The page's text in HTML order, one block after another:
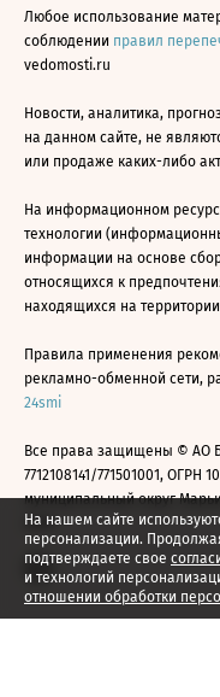
На нашем сайте
персонализации.
подтверждаете свое
и технологий
отношении обработки
Любое использование
соблюдении правил
vedomosti.ru
Новости, аналитика,
на данном сайте, не
или продаже каких-либо
На информационном
технологии
информации на основе
относящихся к
находящихся на
Правила применения
рекламно-обменной сети,
24smi
Все права защищены © АО
7712108141/771501001, ОГРН
муниципальный округ
2026